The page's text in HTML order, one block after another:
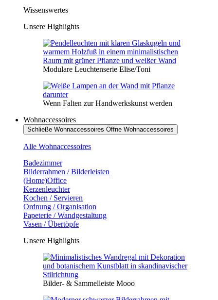
Wissenswertes
Unsere Highlights
Modulare Leuchtenserie Elise/Toni
Wenn Falten zur Handwerkskunst werden
Wohnaccessoires
Schließe Wohnaccessoires Öffne Wohnaccessoires
Alle Wohnaccessoires
Badezimmer
Bilderrahmen / Bilderleisten
(Home)Office
Kerzenleuchter
Kochen / Servieren
Ordnung / Organisation
Papeterie / Wandgestaltung
Vasen / Übertöpfe
Unsere Highlights
Bilder- & Sammelleiste Mooo